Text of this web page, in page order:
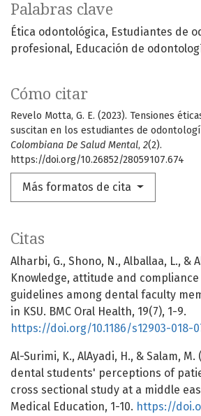
Palabras clave
Ética odontológica Estudiantes de
profesional Educación de
Cómo citar
Revelo Motta, G. E. (2023). Tensiones
suscitan en los estudiantes de
Colombiana De Salud Mental, 2(2).
https://doi.org/10.26852/28059107.674
Más formatos de cita
Citas
Alharbi, G., Shono, N., Alballaa, L., &
Knowledge, attitude and
guidelines among dental faculty
in KSU. BMC Oral Health, 19(7), 1-9.
https://doi.org/10.1186/s12903-018-
Al-Surimi, K., AlAyadi, H., & Salam, M.
dental students' perceptions of
cross sectional study at a middle
Medical Education, 1-10. https://